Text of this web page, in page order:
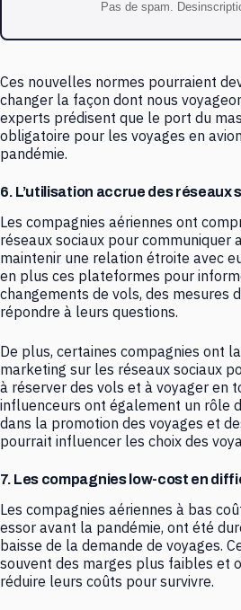
Pas de spam.
Ces nouvelles normes pourraient
changer la façon dont nous
experts prédisent que le port du
obligatoire pour les voyages en
pandémie.
6. L’utilisation accrue des réseaux
Les compagnies aériennes ont
réseaux sociaux pour communiquer
maintenir une relation étroite avec
en plus ces plateformes pour
changements de vols, des mesures
répondre à leurs questions.
De plus, certaines compagnies ont
marketing sur les réseaux sociaux
à réserver des vols et à voyager en
influenceurs ont également un rôle
dans la promotion des voyages et
pourrait influencer les choix des
7. Les compagnies low-cost en
Les compagnies aériennes à bas
essor avant la pandémie, ont été
baisse de la demande de voyages.
souvent des marges plus faibles et
réduire leurs coûts pour survivre.